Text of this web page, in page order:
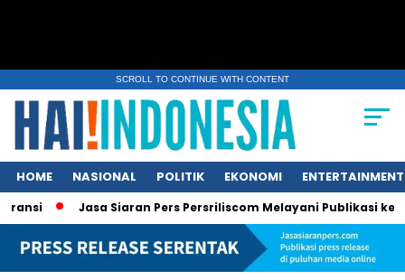
SCROLL TO CONTINUE WITH CONTENT
HOME NASIONAL POLITIK EKONOMI ENTERTAINMENT
Jasa Siaran Pers Persriliscom Melayani Publikasi ke Lebih